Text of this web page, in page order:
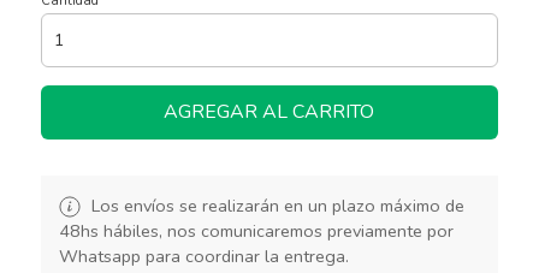
AGREGAR AL CARRITO
Los envíos se realizarán en un plazo máximo de
48hs hábiles, nos comunicaremos previamente por
Whatsapp para coordinar la entrega.